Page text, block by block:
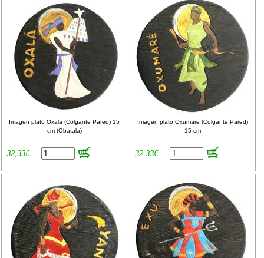
Imagen plato Oxala (Colgante Pared) 15
cm (Obatala)
32,33€
Imagen plato Oxumare (Colgante Pared)
15 cm
32,33€